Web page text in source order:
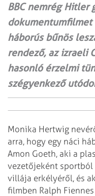
BBC nemrég Hitler
háborús bűnös
rendező, az izraeli
hasonló érzelmi
szégyenkező
Monika Hertwig
arra, hogy egy náci
Amon Goeth, aki a
vezetőjeként sportból
villája erkélyéről, és
filmben Ralph